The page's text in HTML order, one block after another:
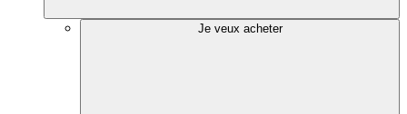
Je veux acheter